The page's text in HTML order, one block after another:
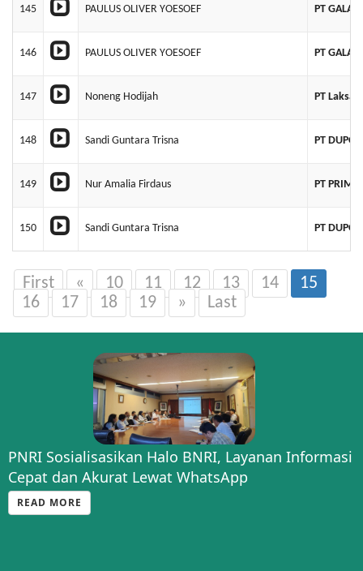
145 PAULUS OLIVER YOESOEF PT
146 PAULUS OLIVER YOESOEF PT
147 Noneng Hodijah PT
148 Sandi Guntara Trisna PT
149 Nur Amalia Firdaus PT
150 Sandi Guntara Trisna PT
First « 10 11 12 13 14
15
16
17 18 19 » Last
PNRI Sosialisasikan Halo BNRI, Layanan Informasi
Cepat dan Akurat Lewat WhatsApp
READ MORE